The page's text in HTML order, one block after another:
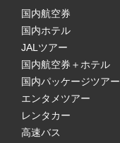
国内航空券
国内ホテル
JALツアー
国内航空券＋ホテル
国内パッケージツアー
エンタメツアー
レンタカー
高速バス